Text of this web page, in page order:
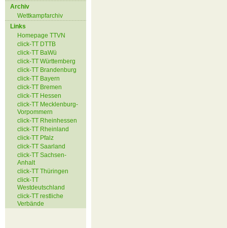
Archiv
Wettkampfarchiv
Links
Homepage TTVN
click-TT DTTB
click-TT BaWü
click-TT Württemberg
click-TT Brandenburg
click-TT Bayern
click-TT Bremen
click-TT Hessen
click-TT Mecklenburg-
Vorpommern
click-TT Rheinhessen
click-TT Rheinland
click-TT Pfalz
click-TT Saarland
click-TT Sachsen-
Anhalt
click-TT Thüringen
click-TT
Westdeutschland
click-TT restliche
Verbände